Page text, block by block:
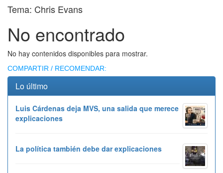
Tema: Chris Evans
No encontrado
No hay contenidos disponibles para mostrar.
COMPARTIR / RECOMENDAR:
Lo último
Luis Cárdenas deja MVS, una salida que merece
explicaciones
La política también debe dar explicaciones